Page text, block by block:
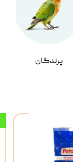
پرندگان